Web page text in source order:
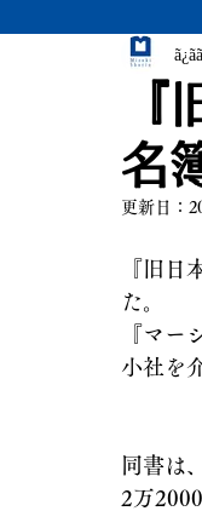
秘蔵写真200枚
作った本・作っ
『
名
更新日：
『旧日
た。
『マー
小社を
同書は
2万